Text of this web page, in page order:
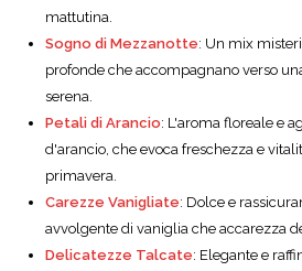
mattutina.
Sogno di Mezzanotte: Un mix
profonde che accompagnano verso
serena.
Petali di Arancio: L'aroma floreale e
d'arancio, che evoca freschezza e
primavera.
Carezze Vanigliate: Dolce e
avvolgente di vaniglia che accarezza
Delicatezze Talcate: Elegante e